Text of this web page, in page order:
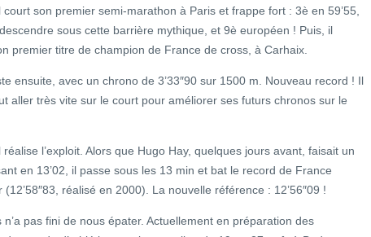
court son premier semi-marathon à Paris et frappe fort : 3è en 59’55,
sous cette barrière mythique, et 9è européen ! Puis, il
premier titre de champion de France de cross, à Carhaix.
ensuite, avec un chrono de 3’33″90 sur 1500 m. Nouveau record ! Il
aller très vite sur le court pour améliorer ses futurs chronos sur le
l’exploit. Alors que Hugo Hay, quelques jours avant, faisait un
en 13’02, il passe sous les 13 min et bat le record de France
(12’58″83, réalisé en 2000). La nouvelle référence : 12’56″09 !
n’a pas fini de nous épater. Actuellement en préparation des